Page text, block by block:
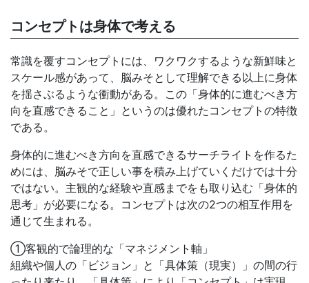
コンセプトは身体で考える
常識を覆すコンセプトには、ワクワクするような新鮮味と
スケール感があって、脳みそとして理解できる以上に身体
を揺さぶるような衝動がある。この「身体的に進むべき方
向を直感できること」というのは優れたコンセプトの特徴
である。
身体的に進むべき方向を直感できるサーチライトを作るた
めには、脳みそで正しい事を積み上げていくだけでは十分
ではない。主観的な経験や直感までをも取り込む「身体的
思考」が必要になる。コンセプトは次の2つの相互作用を
通じて生まれる。
①客観的で論理的な「マネジメント軸」
組織や個人の「ビジョン」と「具体策（現実）」の間の行